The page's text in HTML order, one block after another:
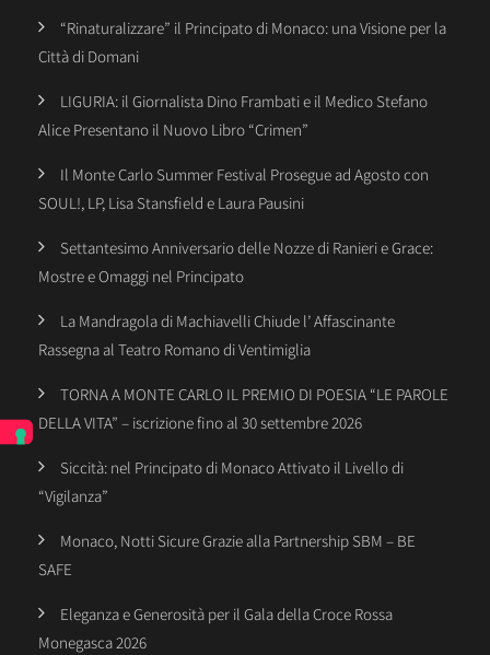
“Rinaturalizzare” il Principato di Monaco: una Visione per la
Città di Domani
LIGURIA: il Giornalista Dino Frambati e il Medico Stefano
Alice Presentano il Nuovo Libro “Crimen”
Il Monte Carlo Summer Festival Prosegue ad Agosto con
SOUL!, LP, Lisa Stansfield e Laura Pausini
Settantesimo Anniversario delle Nozze di Ranieri e Grace:
Mostre e Omaggi nel Principato
La Mandragola di Machiavelli Chiude l’ Affascinante
Rassegna al Teatro Romano di Ventimiglia
TORNA A MONTE CARLO IL PREMIO DI POESIA “LE PAROLE
DELLA VITA” – iscrizione fino al 30 settembre 2026
Siccità: nel Principato di Monaco Attivato il Livello di
“Vigilanza”
Monaco, Notti Sicure Grazie alla Partnership SBM – BE
SAFE
Eleganza e Generosità per il Gala della Croce Rossa
Monegasca 2026